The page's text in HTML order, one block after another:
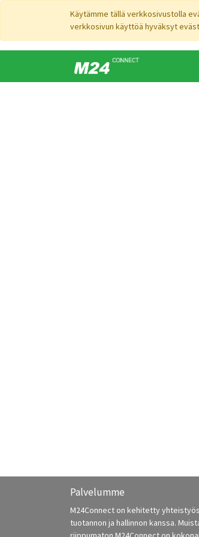
Käytämme tällä verkkosivustolla
verkkosivun käyttöä hyväksyt
Palvelumme
M24Connect on kehitetty
tuotannon ja hallinnon kanssa.